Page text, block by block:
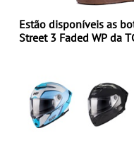
Estão disponíveis as
Street 3 Faded WP da